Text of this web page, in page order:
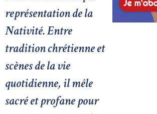
représentation de la
Nativité. Entre
tradition chrétienne et
scènes de la vie
quotidienne, il mêle
sacré et profane pour